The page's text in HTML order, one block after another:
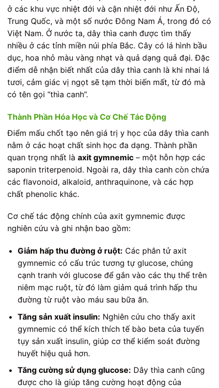
ở các khu vực nhiệt đới và cận nhiệt đới như Ấn Độ,
Trung Quốc, và một số nước Đông Nam Á, trong đó có
Việt Nam. Ở nước ta, dây thìa canh được tìm thấy
nhiều ở các tỉnh miền núi phía Bắc. Cây có lá hình bầu
dục, hoa nhỏ màu vàng nhạt và quả dạng quả đại. Đặc
điểm dễ nhận biết nhất của dây thìa canh là khi nhai lá
tươi, cảm giác vị ngọt sẽ tạm thời biến mất, từ đó mà
có tên gọi “thìa canh”.
Thành Phần Hóa Học và Cơ Chế Tác Động
Điểm mấu chốt tạo nên giá trị y học của dây thìa canh
nằm ở các hoạt chất sinh học đa dạng. Thành phần
quan trọng nhất là axit gymnemic – một hỗn hợp các
saponin triterpenoid. Ngoài ra, dây thìa canh còn chứa
các flavonoid, alkaloid, anthraquinone, và các hợp
chất phenolic khác.
Cơ chế tác động chính của axit gymnemic được
nghiên cứu và ghi nhận bao gồm:
Giảm hấp thu đường ở ruột: Các phân tử axit
gymnemic có cấu trúc tương tự glucose, chúng
cạnh tranh với glucose để gắn vào các thụ thể trên
niêm mạc ruột, từ đó làm giảm quá trình hấp thu
đường từ ruột vào máu sau bữa ăn.
Tăng sản xuất insulin: Nghiên cứu cho thấy axit
gymnemic có thể kích thích tế bào beta của tuyến
tụy sản xuất insulin, giúp cơ thể kiểm soát đường
huyết hiệu quả hơn.
Tăng cường sử dụng glucose: Dây thìa canh cũng
được cho là giúp tăng cường hoạt động của